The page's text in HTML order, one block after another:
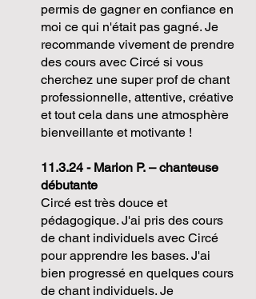
permis de gagner en confiance en
moi ce qui n'était pas gagné. Je
recommande vivement de prendre
des cours avec Circé si vous
cherchez une super prof de chant
professionnelle, attentive, créative
et tout cela dans une atmosphère
bienveillante et motivante !
11.3.24 - Marion P. –chanteuse
débutante
Circé est très douce et
pédagogique. J'ai pris des cours
de chant individuels avec Circé
pour apprendre les bases. J'ai
bien progressé en quelques cours
de chant individuels. Je